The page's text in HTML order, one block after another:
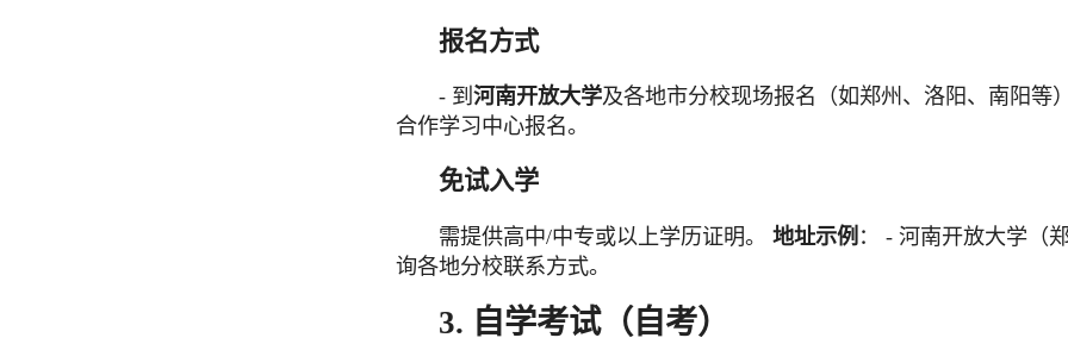
报名方式
- 到河南开放大学及各地市分校现场报名（如郑州、洛阳、南阳等
合作学习中心报名。
免试入学
需提供高中/中专或以上学历证明。地址示例 ： - 河南开放大学（
询各地分校联系方式。
3. 自学考试（自考）